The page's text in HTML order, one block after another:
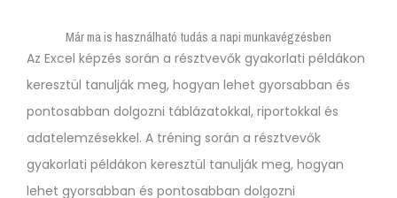
Már ma is használható tudás a napi munkavégzésben
Az Excel képzés során a résztvevők gyakorlati példákon
keresztül tanulják meg, hogyan lehet gyorsabban és
pontosabban dolgozni táblázatokkal, riportokkal és
adatelemzésekkel. A tréning során a résztvevők
gyakorlati példákon keresztül tanulják meg, hogyan
lehet gyorsabban és pontosabban dolgozni